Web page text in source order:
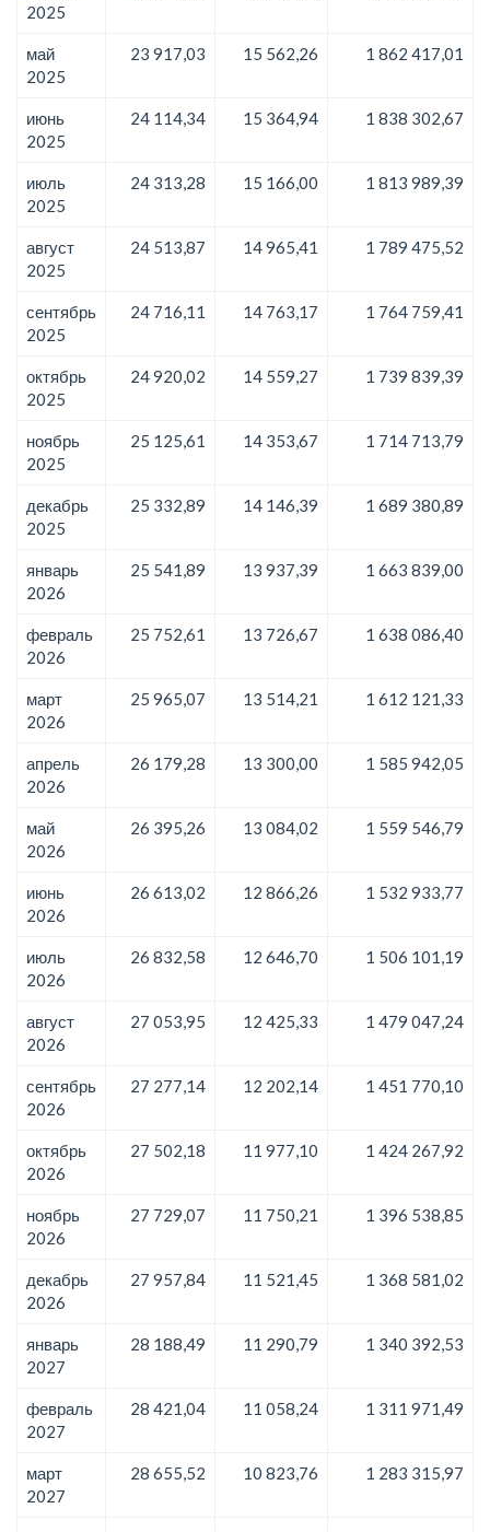
2025
май
2025
23 917,03 15 562,26 1 862 417,01
июнь
2025
24 114,34 15 364,94 1 838 302,67
июль
2025
24 313,28 15 166,00 1 813 989,39
август
2025
24 513,87 14 965,41 1 789 475,52
сентябрь
2025
24 716,11 14 763,17 1 764 759,41
октябрь
2025
24 920,02 14 559,27 1 739 839,39
ноябрь
2025
25 125,61 14 353,67 1 714 713,79
декабрь
2025
25 332,89 14 146,39 1 689 380,89
январь
2026
25 541,89 13 937,39 1 663 839,00
февраль
2026
25 752,61 13 726,67 1 638 086,40
март
2026
25 965,07 13 514,21 1 612 121,33
апрель
2026
26 179,28 13 300,00 1 585 942,05
май
2026
26 395,26 13 084,02 1 559 546,79
июнь
2026
26 613,02 12 866,26 1 532 933,77
июль
2026
26 832,58 12 646,70 1 506 101,19
август
2026
27 053,95 12 425,33 1 479 047,24
сентябрь
2026
27 277,14 12 202,14 1 451 770,10
октябрь
2026
27 502,18 11 977,10 1 424 267,92
ноябрь
2026
27 729,07 11 750,21 1 396 538,85
декабрь
2026
27 957,84 11 521,45 1 368 581,02
январь
2027
28 188,49 11 290,79 1 340 392,53
февраль
2027
28 421,04 11 058,24 1 311 971,49
март
2027
28 655,52 10 823,76 1 283 315,97